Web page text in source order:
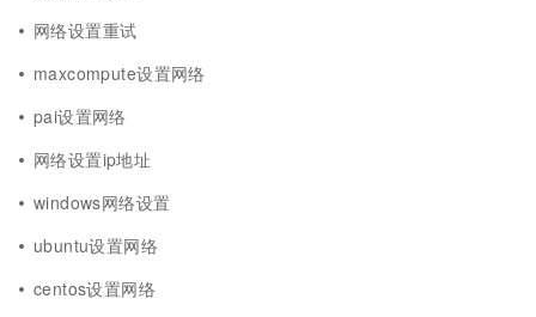
网络设置重试
maxcompute设置网络
pai设置网络
网络设置ip地址
windows网络设置
ubuntu设置网络
centos设置网络